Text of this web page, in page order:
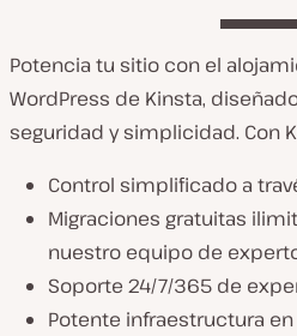
Potencia tu sitio con el
WordPress de Kinsta,
seguridad y simplicidad. Con
Control simplificado a
Migraciones gratuitas
nuestro equipo de
Soporte 24/7/365 de
Potente infraestructura